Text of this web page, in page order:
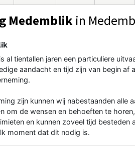
Medemblik in
al tientallen jaren een particuliere
aandacht en tijd zijn van begin af
zijn kunnen wij nabestaanden alle
om de wensen en behoeften te
en kunnen zoveel tijd besteden
moment dat dit nodig is.